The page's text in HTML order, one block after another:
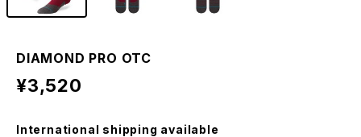
DIAMOND PRO OTC
¥3,520
International shipping available